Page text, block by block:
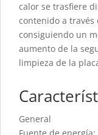
calor se trasfiere
contenido a
consiguiendo un
aumento de la
limpieza de la
General